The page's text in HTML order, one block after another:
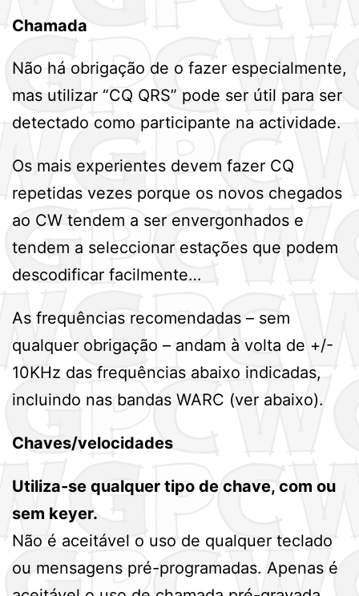
Chamada
Não há obrigação de o fazer especialmente,
mas utilizar “CQ QRS” pode ser útil para ser
detectado como participante na actividade.
Os mais experientes devem fazer CQ
repetidas vezes porque os novos chegados
ao CW tendem a ser envergonhados e
tendem a seleccionar estações que podem
descodificar facilmente…
As frequências recomendadas – sem
qualquer obrigação – andam à volta de +/-
10KHz das frequências abaixo indicadas,
incluindo nas bandas WARC (ver abaixo).
Chaves/velocidades
Utiliza-se qualquer tipo de chave, com ou
sem keyer.
Não é aceitável o uso de qualquer teclado
ou mensagens pré-programadas. Apenas é